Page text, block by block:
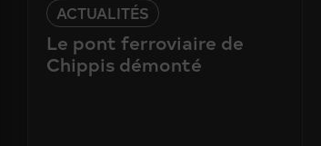
ACTUALITÉS
Le pont ferroviaire de
Chippis démonté